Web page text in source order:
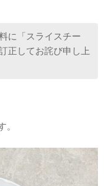
に「スライスチー
正してお詫び申し上